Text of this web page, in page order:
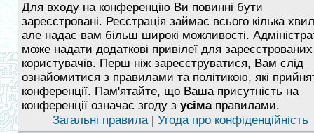
Для входу на конференцію Ви повинні бути
зареєстровані. Реєстрація займає всього кілька
але надає вам більш широкі можливості.
може надати додаткові привілеї для зареєстрованих
користувачів. Перш ніж зареєструватися, Вам слід
ознайомитися з правилами та політикою, які
конференції. Пам'ятайте, що Ваша присутність на
конференції означає згоду з усімаправилами.
Загальні правила| Угода про конфіденційність